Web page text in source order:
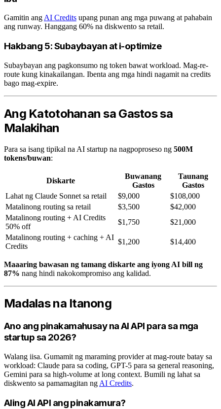
Gamitin ang AI Credits upang punan ang mga puwang at pahabain
ang runway. Hanggang 60% na diskwento sa retail.
Hakbang 5: Subaybayan at i-optimize
Subaybayan ang pagkonsumo ng token bawat workload. Mag-re-
route kung kinakailangan. Ibenta ang mga hindi nagamit na credits
bago mag-expire.
Ang Katotohanan sa Gastos sa
Malakihan
Para sa isang tipikal na AI startup na nagpoproseso ng 500M
tokens/buwan:
Diskarte
Buwanang
Gastos
Taunang
Gastos
Lahat ng Claude Sonnet sa retail
$9,000
$108,000
Matalinong routing sa retail
$3,500
$42,000
Matalinong routing + AI Credits
50% off
$1,750
$21,000
Matalinong routing + caching + AI
Credits
$1,200 $14,400
Maaaring bawasan ng tamang diskarte ang iyong AI bill ng
87% nang hindi nakokompromiso ang kalidad.
Madalas na Itanong
Ano ang pinakamahusay na AI API para sa mga
startup sa 2026?
Walang iisa. Gumamit ng maraming provider at mag-route batay sa
workload: Claude para sa coding, GPT-5 para sa general reasoning,
Gemini para sa high-volume at long context. Bumili ng lahat sa
diskwento sa pamamagitan ng AI Credits.
Aling AI API ang pinakamura?